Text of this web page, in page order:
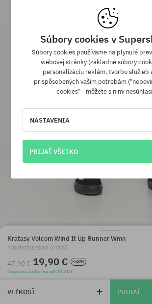
Kraťasy Volcom Wind It Up Runner Wmn
mnohofarebná (coral)
47,90 € 19,90 €
-58%
Doprava zadarmo od 70,30 €
VEĽKOSŤ PRIDAŤ
Súbory cookies v
Súbory cookies používame na plynulé
webovej stránky (základné súbory
personalizáciu reklám, tvorbu služieb
prispôsobených vašim potrebám
cookies" - môžete s nimi
NASTAVENIA
PRIJAŤ VŠETKO